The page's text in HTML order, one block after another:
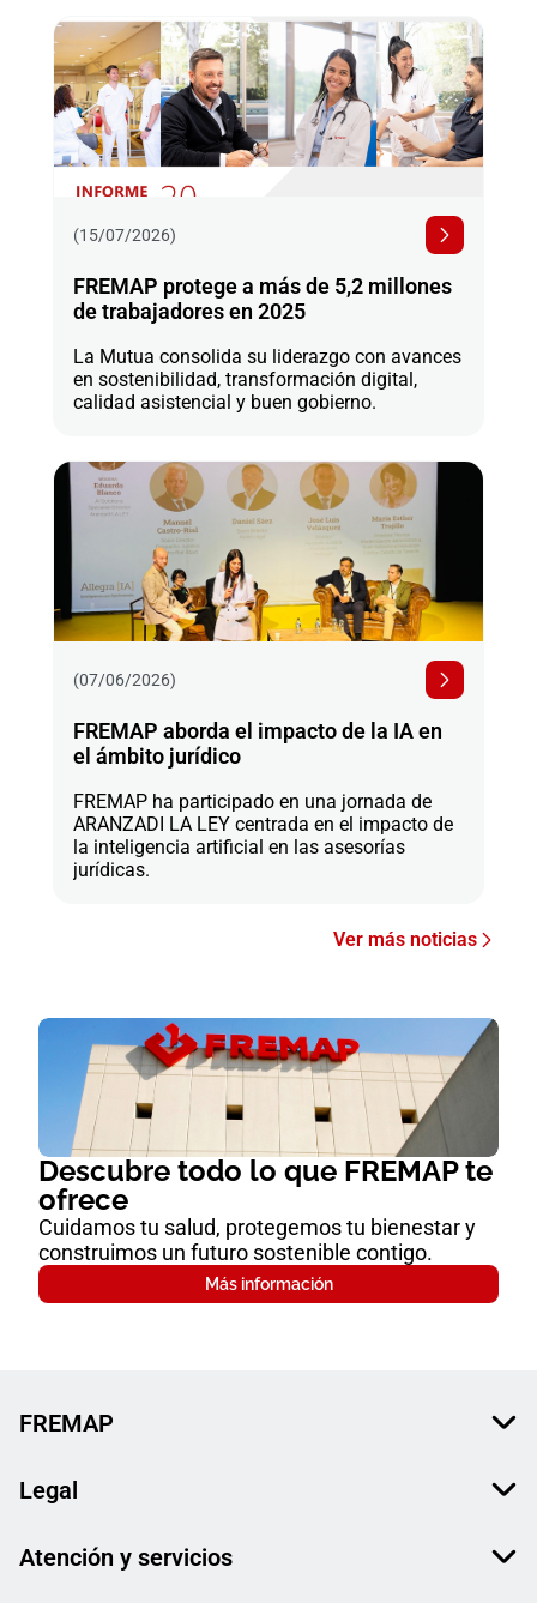
(15/07/2026)
FREMAP protege a más de 5,2 millones
de trabajadores en 2025
La Mutua consolida su liderazgo con avances
en sostenibilidad, transformación digital,
calidad asistencial y buen gobierno.
(07/06/2026)
FREMAP aborda el impacto de la IA en
el ámbito jurídico
FREMAP ha participado en una jornada de
ARANZADI LA LEY centrada en el impacto de
la inteligencia artificial en las asesorías
jurídicas.
Ver más noticias
Descubre todo lo que FREMAP te
ofrece
Cuidamos tu salud, protegemos tu bienestar y
construimos un futuro sostenible contigo.
Más información
FREMAP
Legal
Atención y servicios